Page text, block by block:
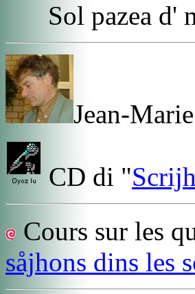
Sol pazea d'
Jean-
CD di "
Cours sur les
såjhons dins les